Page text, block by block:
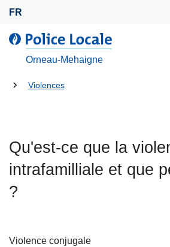
FR
l
o
e
o
c
e
Orneau-Mehaigne
Tu
Violences
Qu'est-ce que la
intrafamilliale et que
?
Violence conjugale